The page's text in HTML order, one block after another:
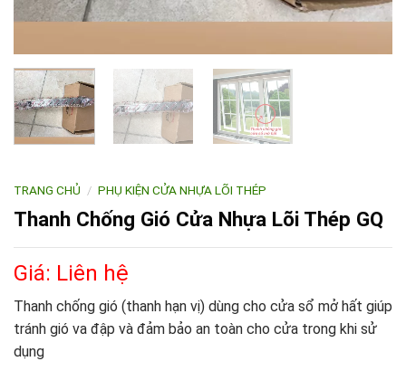
TRANG CHỦ / PHỤ KIỆN CỬA NHỰA LÕI THÉP
Thanh Chống Gió Cửa Nhựa Lõi Thép GQ
Giá: Liên hệ
Thanh chống gió (thanh hạn vị) dùng cho cửa sổ mở hất giúp
tránh gió va đập và đảm bảo an toàn cho cửa trong khi sử
dụng